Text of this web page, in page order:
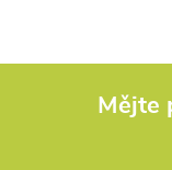
á
Mějte